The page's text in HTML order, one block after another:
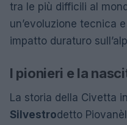
tra le più difficili al
un’evoluzione tecnica
impatto duraturo
I pionieri e la
La storia della Civetta
Silvestrodetto